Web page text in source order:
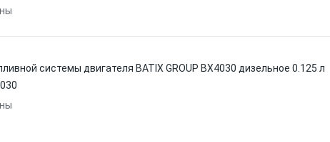
системы двигателя BATIX GROUP BX4030 дизельное 0.125 л